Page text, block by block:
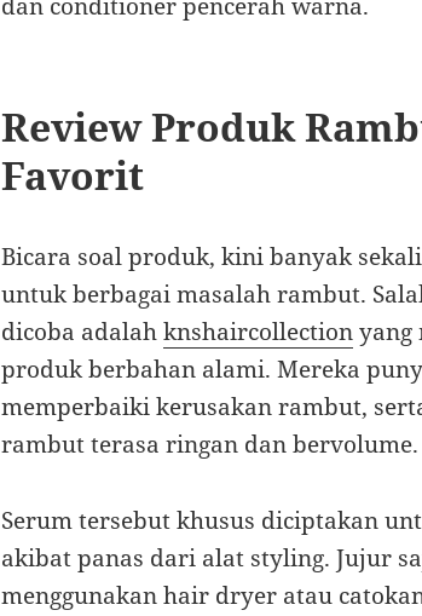
Review Produk
Favorit
Bicara soal produk, kini banyak
untuk berbagai masalah rambut.
dicoba adalahknshaircollectionyang
produk berbahan alami. Mereka
memperbaiki kerusakan rambut,
rambut terasa ringan dan bervolume.
Serum tersebut khusus diciptakan
akibat panas dari alat styling. Jujur
menggunakan hair dryer atau